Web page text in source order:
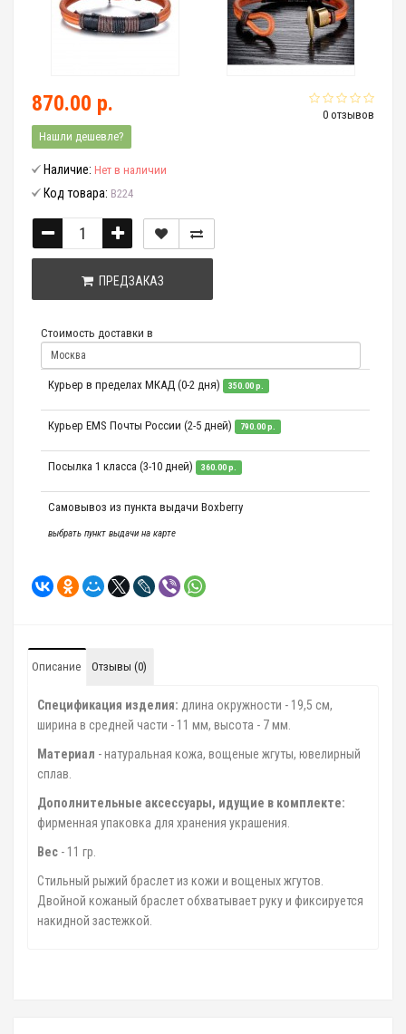
0 отзывов
870.00 р.
Нашли дешевле?
Наличие: Нет в наличии
Код товара: B224
ПРЕДЗАКАЗ
Стоимость доставки в
Курьер в пределах МКАД (0-2 дня) 350.00 р.
Курьер EMS Почты России (2-5 дней) 790.00 р.
Посылка 1 класса (3-10 дней) 360.00 р.
Самовывоз из пункта выдачи Boxberry
выбрать пункт выдачи на карте
Описание Отзывы (0)
Спецификация изделия: длина окружности - 19,5 см,
ширина в средней части - 11 мм, высота - 7 мм.
Материал - натуральная кожа, вощеные жгуты, ювелирный
сплав.
Дополнительные аксессуары, идущие в комплекте:
фирменная упаковка для хранения украшения.
Вес - 11 гр.
Стильный рыжий браслет из кожи и вощеных жгутов.
Двойной кожаный браслет обхватывает руку и фиксируется
накидной застежкой.